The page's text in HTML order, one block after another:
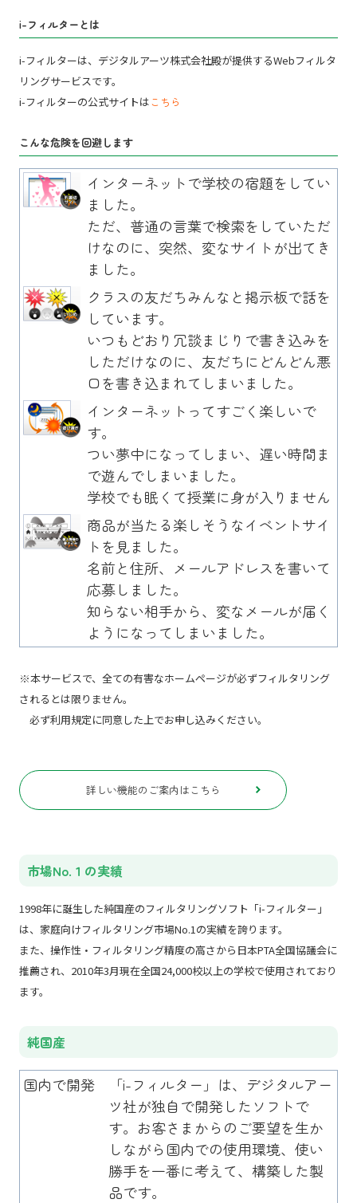
i-フィルターとは
i-フィルターは、デジタルアーツ株式会社殿が提供するWebフィルタ
リングサービスです。
i-フィルターの公式サイトはこちら
こんな危険を回避します
インターネットで学校の宿題をしてい
ました。
ただ、普通の言葉で検索をしていただ
けなのに、突然、変なサイトが出てき
ました。
クラスの友だちみんなと掲示板で話を
しています。
いつもどおり冗談まじりで書き込みを
しただけなのに、友だちにどんどん悪
口を書き込まれてしまいました。
インターネットってすごく楽しいで
す。
つい夢中になってしまい、遅い時間ま
で遊んでしまいました。
学校でも眠くて授業に身が入りません
商品が当たる楽しそうなイベントサイ
トを見ました。
名前と住所、メールアドレスを書いて
応募しました。
知らない相手から、変なメールが届く
ようになってしまいました。
※本サービスで、全ての有害なホームページが必ずフィルタリング
されるとは限りません。
必ず利用規定に同意した上でお申し込みください。
詳しい機能のご案内はこちら
市場No.１の実績
1998年に誕生した純国産のフィルタリングソフト「i-フィルター」
は、家庭向けフィルタリング市場No.1の実績を誇ります。
また、操作性・フィルタリング精度の高さから日本PTA全国協議会に
推薦され、2010年3月現在全国24,000校以上の学校で使用されており
ます。
純国産
国内で開発
「i-フィルター」は、デジタルアー
ツ社が独自で開発したソフトで
す。お客さまからのご要望を生か
しながら国内での使用環境、使い
勝手を一番に考えて、構築した製
品です。